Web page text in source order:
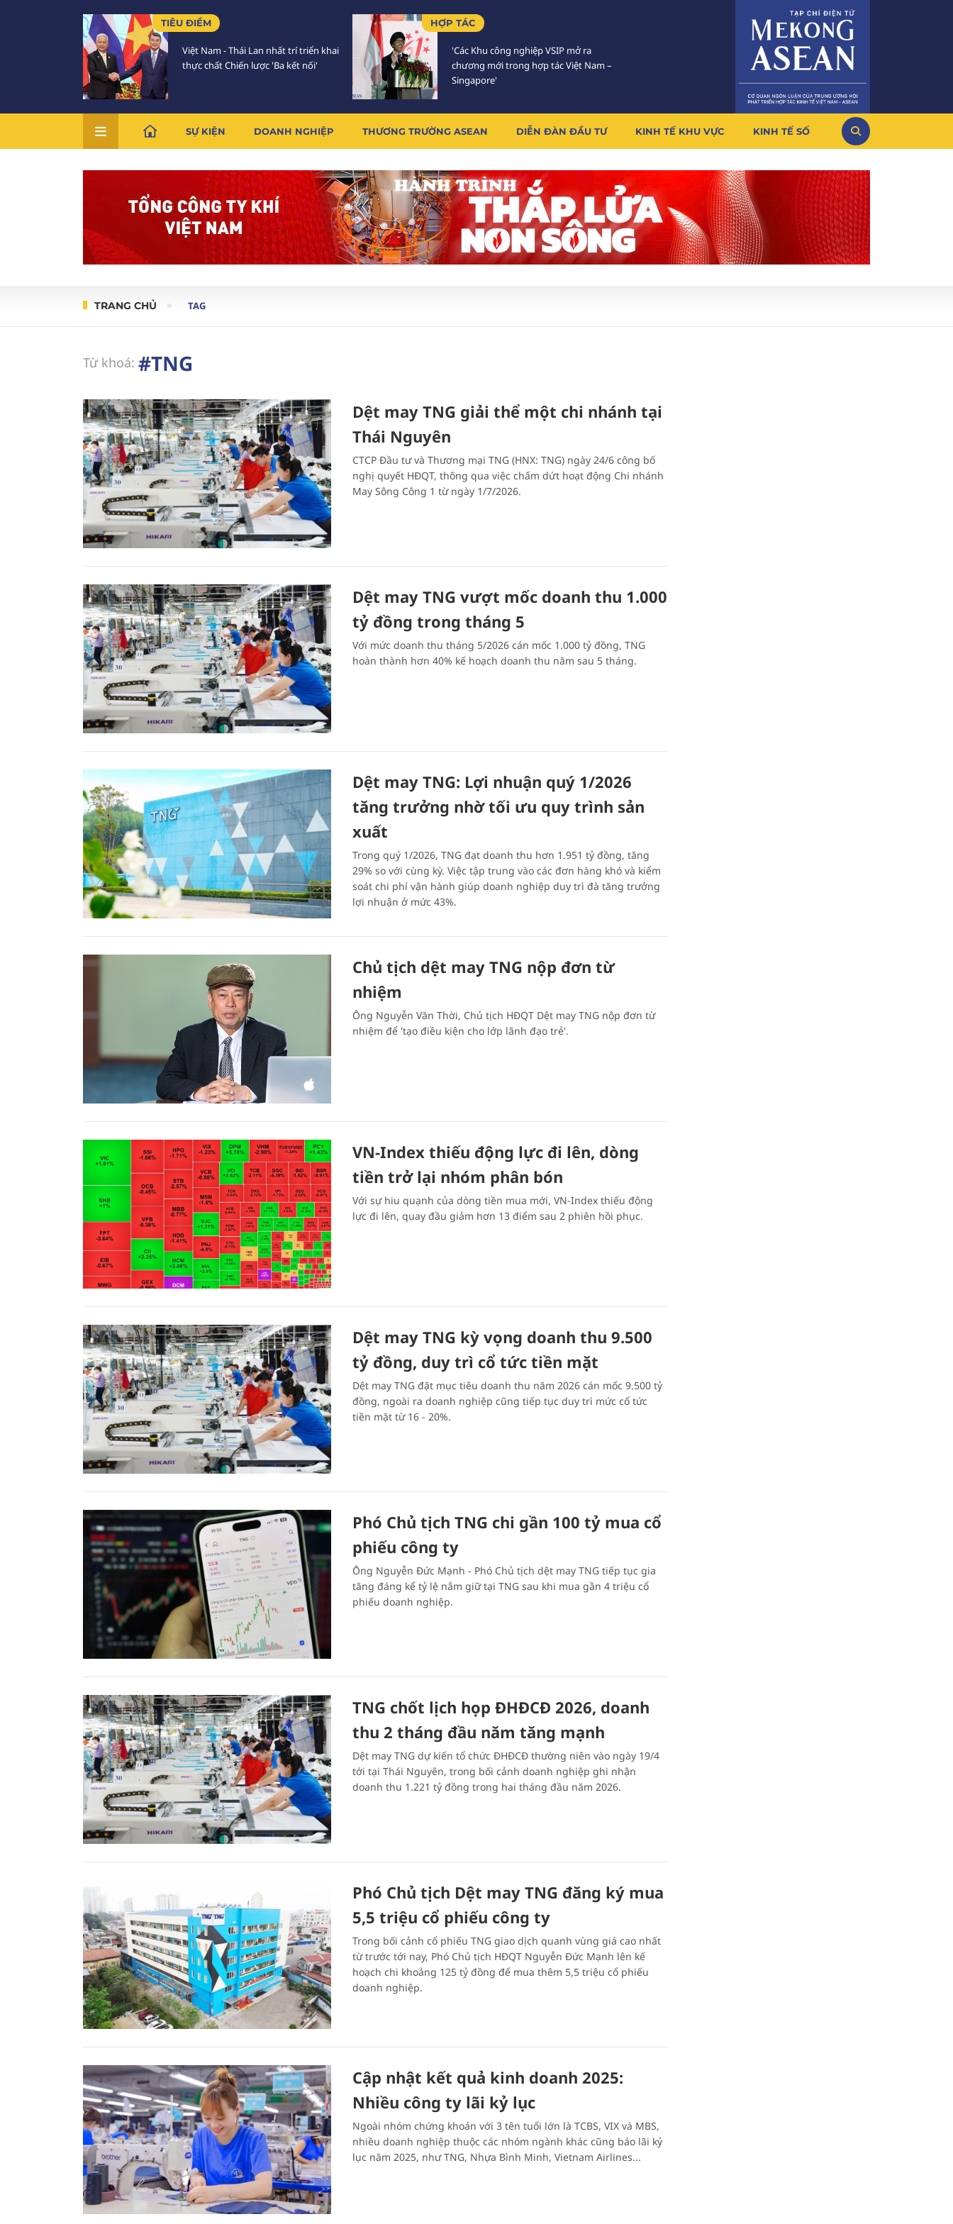
TIÊU ĐIỂM
Việt Nam - Thái Lan nhất trí triển khai
thực chất Chiến lược 'Ba kết nối'
HỢP TÁC
'Các Khu công nghiệp VSIP mở ra
chương mới trong hợp tác Việt Nam –
Singapore'
SỰ KIỆN DOANH NGHIỆP THƯƠNG TRƯỜNG ASEAN DIỄN ĐÀN ĐẦU TƯ KINH TẾ KHU VỰC KINH TẾ SỐ
TRANG CHỦ TAG
Từ khoá: #TNG
Dệt may TNG giải thể một chi nhánh tại
Thái Nguyên
CTCP Đầu tư và Thương mại TNG (HNX: TNG) ngày 24/6 công bố
nghị quyết HĐQT, thông qua việc chấm dứt hoạt động Chi nhánh
May Sông Công 1 từ ngày 1/7/2026.
Dệt may TNG vượt mốc doanh thu 1.000
tỷ đồng trong tháng 5
Với mức doanh thu tháng 5/2026 cán mốc 1.000 tỷ đồng, TNG
hoàn thành hơn 40% kế hoạch doanh thu năm sau 5 tháng.
Dệt may TNG: Lợi nhuận quý 1/2026
tăng trưởng nhờ tối ưu quy trình sản
xuất
Trong quý 1/2026, TNG đạt doanh thu hơn 1.951 tỷ đồng, tăng
29% so với cùng kỳ. Việc tập trung vào các đơn hàng khó và kiểm
soát chi phí vận hành giúp doanh nghiệp duy trì đà tăng trưởng
lợi nhuận ở mức 43%.
Chủ tịch dệt may TNG nộp đơn từ
nhiệm
Ông Nguyễn Văn Thời, Chủ tịch HĐQT Dệt may TNG nộp đơn từ
nhiệm để 'tạo điều kiện cho lớp lãnh đạo trẻ'.
VN-Index thiếu động lực đi lên, dòng
tiền trở lại nhóm phân bón
Với sự hiu quạnh của dòng tiền mua mới, VN-Index thiếu động
lực đi lên, quay đầu giảm hơn 13 điểm sau 2 phiên hồi phục.
Dệt may TNG kỳ vọng doanh thu 9.500
tỷ đồng, duy trì cổ tức tiền mặt
Dệt may TNG đặt mục tiêu doanh thu năm 2026 cán mốc 9.500 tỷ
đồng, ngoài ra doanh nghiệp cũng tiếp tục duy trì mức cổ tức
tiền mặt từ 16 - 20%.
Phó Chủ tịch TNG chi gần 100 tỷ mua cổ
phiếu công ty
Ông Nguyễn Đức Mạnh - Phó Chủ tịch dệt may TNG tiếp tục gia
tăng đáng kể tỷ lệ nắm giữ tại TNG sau khi mua gần 4 triệu cổ
phiếu doanh nghiệp.
TNG chốt lịch họp ĐHĐCĐ 2026, doanh
thu 2 tháng đầu năm tăng mạnh
Dệt may TNG dự kiến tổ chức ĐHĐCĐ thường niên vào ngày 19/4
tới tại Thái Nguyên, trong bối cảnh doanh nghiệp ghi nhận
doanh thu 1.221 tỷ đồng trong hai tháng đầu năm 2026.
Phó Chủ tịch Dệt may TNG đăng ký mua
5,5 triệu cổ phiếu công ty
Trong bối cảnh cổ phiếu TNG giao dịch quanh vùng giá cao nhất
từ trước tới nay, Phó Chủ tịch HĐQT Nguyễn Đức Mạnh lên kế
hoạch chi khoảng 125 tỷ đồng để mua thêm 5,5 triệu cổ phiếu
doanh nghiệp.
Cập nhật kết quả kinh doanh 2025:
Nhiều công ty lãi kỷ lục
Ngoài nhóm chứng khoán với 3 tên tuổi lớn là TCBS, VIX và MBS,
nhiều doanh nghiệp thuộc các nhóm ngành khác cũng báo lãi kỷ
lục năm 2025, như TNG, Nhựa Bình Minh, Vietnam Airlines...